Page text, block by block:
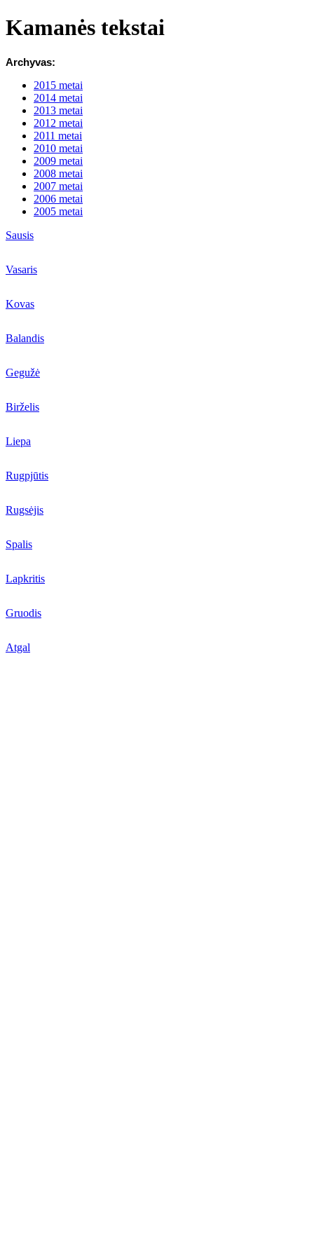
Kamanės tekstai
Archyvas:
2015 metai
2014 metai
2013 metai
2012 metai
2011 metai
2010 metai
2009 metai
2008 metai
2007 metai
2006 metai
2005 metai
Sausis
Vasaris
Kovas
Balandis
Gegužė
Birželis
Liepa
Rugpjūtis
Rugsėjis
Spalis
Lapkritis
Gruodis
Atgal